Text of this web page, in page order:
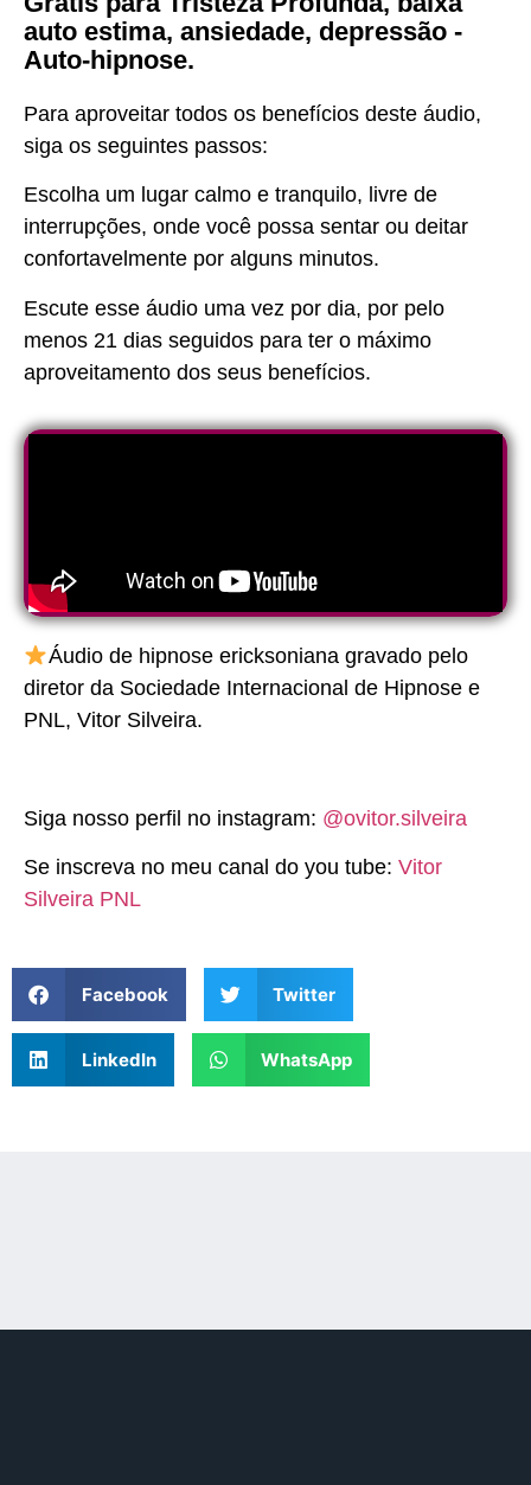
auto estima, ansiedade, depressão -
Auto-hipnose.
Para aproveitar todos os benefícios deste áudio,
siga os seguintes passos:
Escolha um lugar calmo e tranquilo, livre de
interrupções, onde você possa sentar ou deitar
confortavelmente por alguns minutos.
Escute esse áudio uma vez por dia, por pelo
menos 21 dias seguidos para ter o máximo
aproveitamento dos seus benefícios.
Áudio de hipnose ericksoniana gravado pelo
diretor da Sociedade Internacional de Hipnose e
PNL, Vitor Silveira.
Siga nosso perfil no instagram: @ovitor.silveira
Se inscreva no meu canal do you tube: Vitor
Silveira PNL
Facebook Twitter
LinkedIn WhatsApp